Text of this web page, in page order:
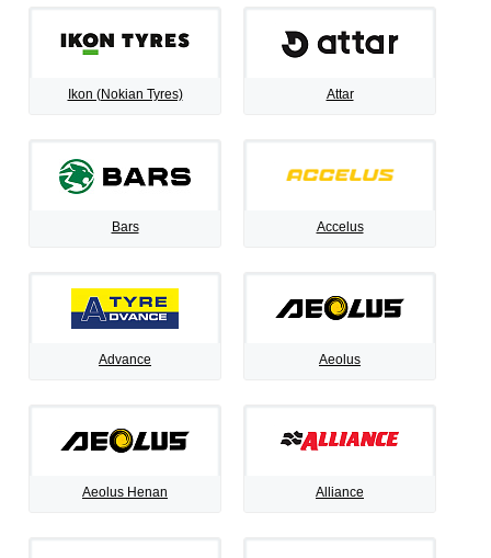
Ikon (Nokian Tyres) Attar
Bars Accelus
Advance Aeolus
Aeolus Henan Alliance